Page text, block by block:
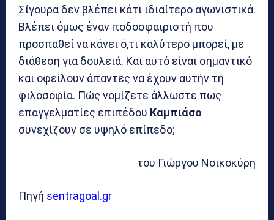
Σίγουρα δεν βλέπει κάτι ιδιαίτερο αγωνιστικά.
Βλέπει όμως έναν ποδοσφαιριστή που
προσπαθεί να κάνει ό,τι καλύτερο μπορεί, με
διάθεση για δουλειά. Και αυτό είναι σημαντικό
και οφείλουν άπαντες να έχουν αυτήν τη
φιλοσοφία. Πώς νομίζετε άλλωστε πως
επαγγελματίες επιπέδου Καμπιάσο
συνεχίζουν σε υψηλό επίπεδο;
του Γιώργου Νοικοκύρη
Πηγή sentragoal.gr